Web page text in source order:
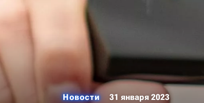
Новости 31 января 2023